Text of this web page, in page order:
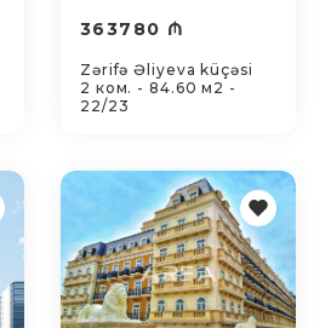
363780 ₼
Zərifə Əliyeva küçəsi
2 ком. - 84.60 м2 -
22/23